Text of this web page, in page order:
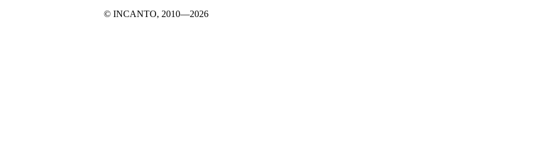
© INCANTO, 2010—2026